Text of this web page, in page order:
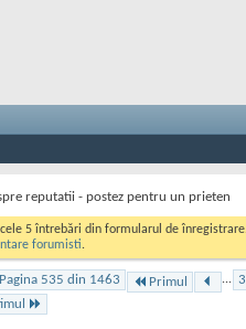
reputatii - postez pentru un prieten
5 întrebări din formularul de
forumisti.
Pagina 535 din 1463 Primul ...